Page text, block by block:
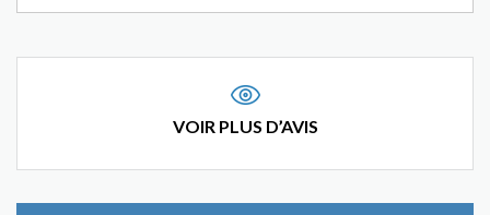
VOIR PLUS D’AVIS